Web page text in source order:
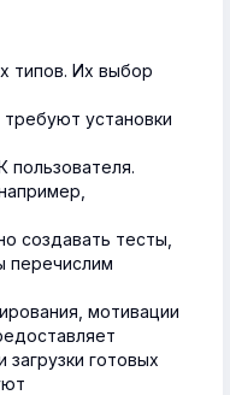
типов. Их выбор
установки
пользователя.
создавать тесты,
перечислим
мотивации
готовых